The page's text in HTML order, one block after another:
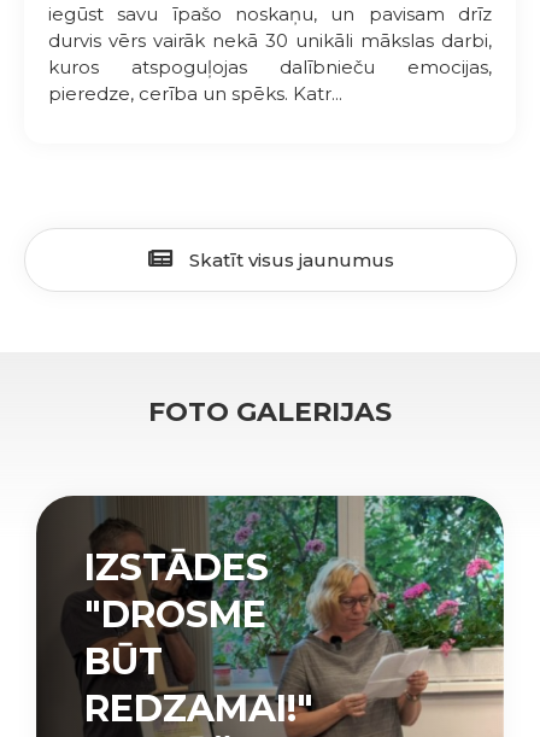
iegūst savu īpašo noskaņu, un pavisam drīz
durvis vērs vairāk nekā 30 unikāli mākslas darbi,
kuros atspoguļojas dalībnieču emocijas,
pieredze, cerība un spēks. Katr...
Skatīt visus jaunumus
FOTO GALERIJAS
IZSTĀDES
"DROSME
BŪT
REDZAMAI!"